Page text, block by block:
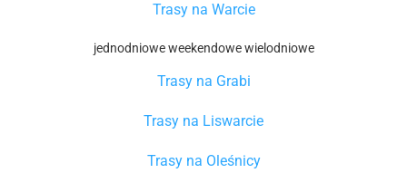
Trasy na Warcie
jednodniowe weekendowe wielodniowe
Trasy na Grabi
Trasy na Liswarcie
Trasy na Oleśnicy